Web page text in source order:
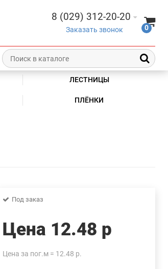
8 (029) 312-20-20
Заказать звонок 0
ЛЕСТНИЦЫ
ПЛЁНКИ
Под заказ
Цена 12.48 р
Цена за пог.м = 12.48 р.